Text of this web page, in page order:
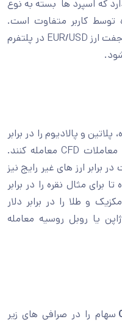
که اسپرد ها بسته به نوع
توسط کاربر متفاوت است.
کمترین اسپرد از 0.4 پیپ برای جفت ارز EUR/USD در پلتفرم
و پالادیوم را در برابر
دلار آمریکا و یورو را در قالب معاملات CFD معامله کنند.
برابر ارز های غیر رایج نیز
برای مثال نقره را در برابر
و طلا را در برابر دلار
یا روبل روسیه معامله
سهام را در صرافی های زیر